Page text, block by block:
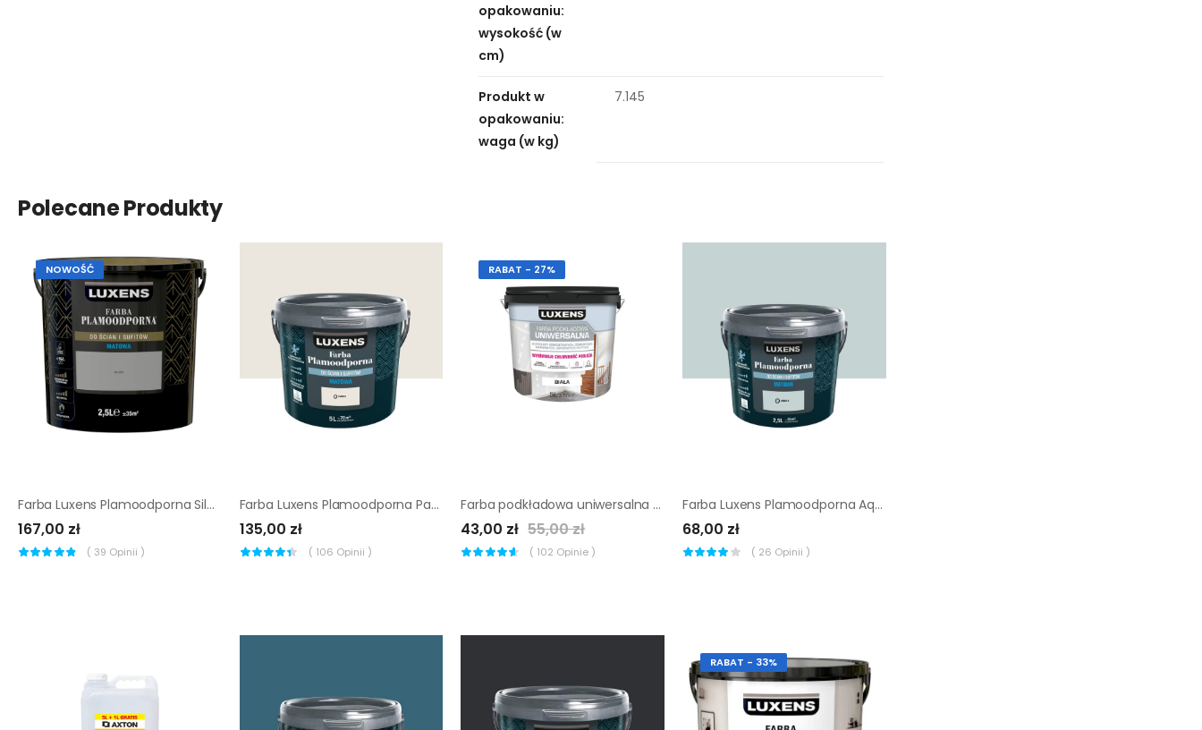
opakowaniu:
wysokość (w
cm)
Produkt w
opakowaniu:
waga (w kg)
7.145
Polecane Produkty
NOWOŚĆ
Farba Luxens Plamoodporna Silver 2.5 l
167,00 zł
( 39 Opinii )
Farba Luxens Plamoodporna Paper 5 5 l
135,00 zł
( 106 Opinii )
RABAT - 27%
Farba podkładowa uniwersalna 5 l Luxens
43,00 zł 55,00 zł
( 102 Opinie )
Farba Luxens Plamoodporna Aqua 6 2.5 l
68,00 zł
( 26 Opinii )
RABAT - 33%